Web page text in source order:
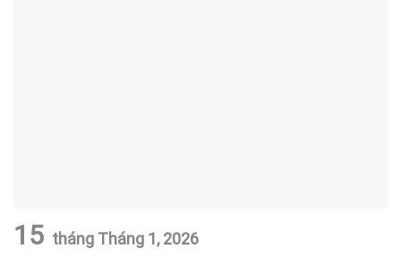
15 tháng Tháng 1, 2026